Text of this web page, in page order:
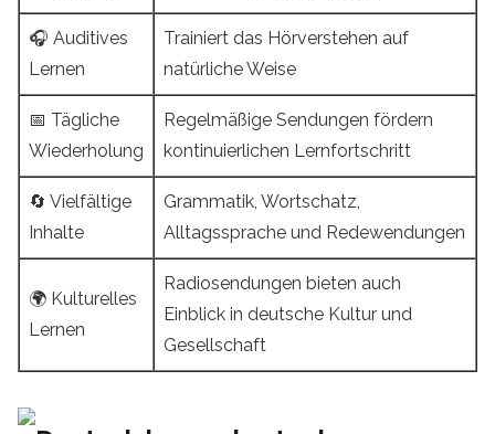
🎧 Auditives
Lernen
Trainiert das Hörverstehen auf
natürliche Weise
📅 Tägliche
Wiederholung
Regelmäßige Sendungen fördern
kontinuierlichen Lernfortschritt
🔄 Vielfältige
Inhalte
Grammatik, Wortschatz,
Alltagssprache und Redewendungen
🌍 Kulturelles
Lernen
Radiosendungen bieten auch
Einblick in deutsche Kultur und
Gesellschaft